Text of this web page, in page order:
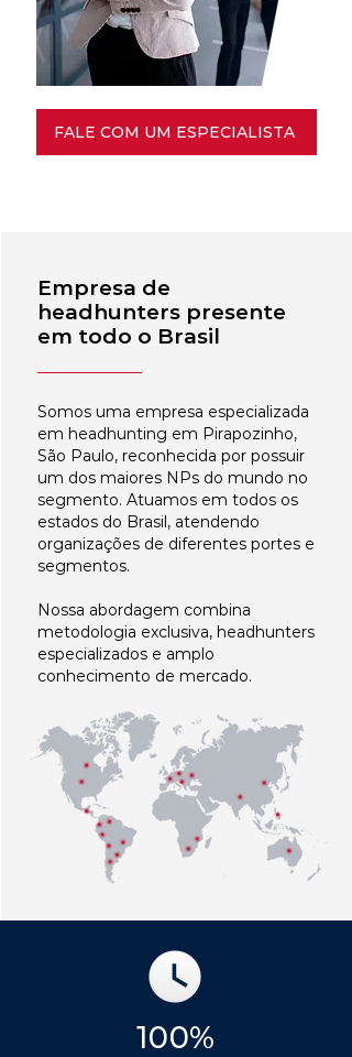
FALE COM UM ESPECIALISTA
Empresa de
headhunters presente
em todo o Brasil
Somos uma empresa especializada
em headhunting em Pirapozinho,
São Paulo, reconhecida por possuir
um dos maiores NPs do mundo no
segmento. Atuamos em todos os
estados do Brasil, atendendo
organizações de diferentes portes e
segmentos.
Nossa abordagem combina
metodologia exclusiva, headhunters
especializados e amplo
conhecimento de mercado.
100%